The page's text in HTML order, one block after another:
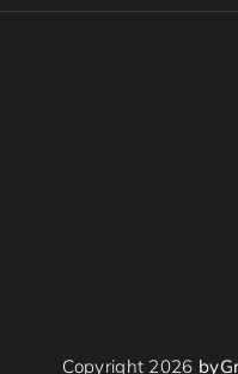
Copyright 2026